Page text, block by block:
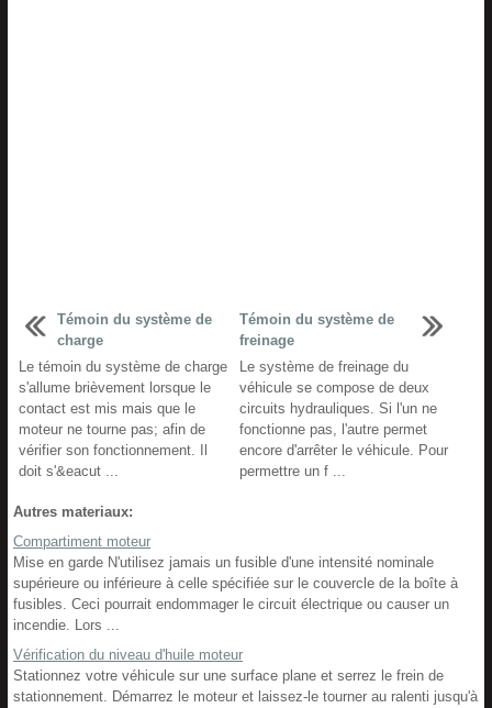
Témoin du système de
charge
Le témoin du système de charge
s'allume brièvement lorsque le
contact est mis mais que le
moteur ne tourne pas; afin de
vérifier son fonctionnement. Il
doit s'&eacut ...
Témoin du système de
freinage
Le système de freinage du
véhicule se compose de deux
circuits hydrauliques. Si l'un ne
fonctionne pas, l'autre permet
encore d'arrêter le véhicule. Pour
permettre un f ...
Autres materiaux:
Compartiment moteur
Mise en garde N'utilisez jamais un fusible d'une intensité nominale
supérieure ou inférieure à celle spécifiée sur le couvercle de la boîte à
fusibles. Ceci pourrait endommager le circuit électrique ou causer un
incendie. Lors ...
Vérification du niveau d'huile moteur
Stationnez votre véhicule sur une surface plane et serrez le frein de
stationnement. Démarrez le moteur et laissez-le tourner au ralenti jusqu'à